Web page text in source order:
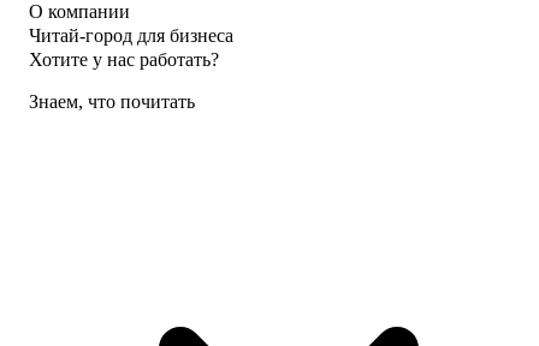
О компании
Читай-город для бизнеса
Хотите у нас работать?
Знаем, что почитать